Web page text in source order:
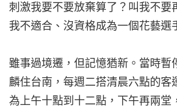
刺激我要不要放棄算了？叫我不要
我不適合、沒資格成為一個花藝選
雖事過境遷，但記憶猶新。當時暫
麟住台南，每週二搭清晨六點的客
為上午十點到十二點，下午再兩堂